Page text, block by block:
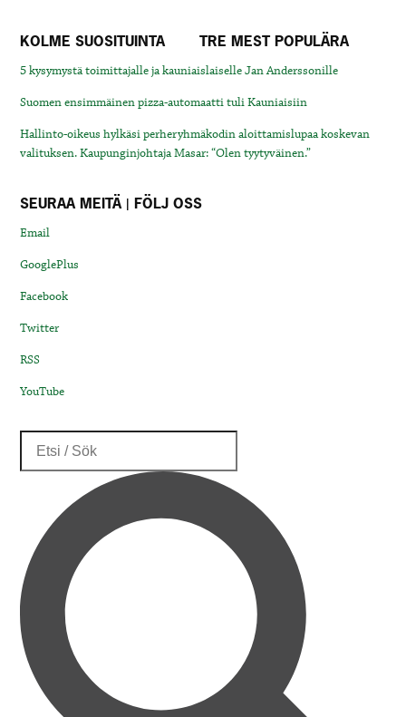
KOLME SUOSITUINTA TRE MEST POPULÄRA
5 kysymystä toimittajalle ja kauniaislaiselle Jan Anderssonille
Suomen ensimmäinen pizza-automaatti tuli Kauniaisiin
Hallinto-oikeus hylkäsi perheryhmäkodin aloittamislupaa koskevan
valituksen. Kaupunginjohtaja Masar: “Olen tyytyväinen.”
SEURAA MEITÄ | FÖLJ OSS
Email
GooglePlus
Facebook
Twitter
RSS
YouTube